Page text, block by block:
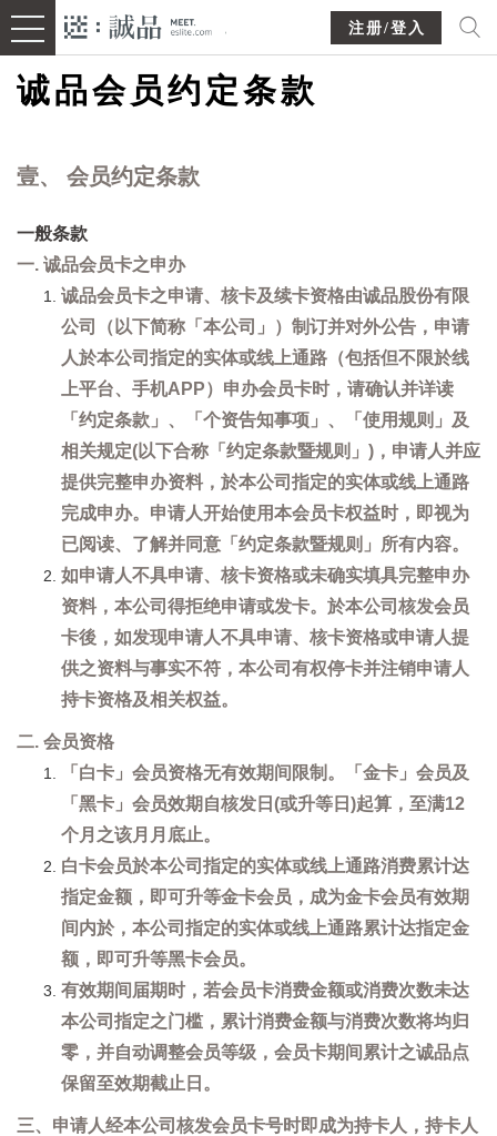
注册/登入
诚品会员约定条款
壹、 会员约定条款
一般条款
一. 诚品会员卡之申办
诚品会员卡之申请、核卡及续卡资格由诚品股份有限
公司（以下简称「本公司」）制订并对外公告，申请
人於本公司指定的实体或线上通路（包括但不限於线
上平台、手机APP）申办会员卡时，请确认并详读
「约定条款」、「个资告知事项」、「使用规则」及
相关规定(以下合称「约定条款暨规则」)，申请人并应
提供完整申办资料，於本公司指定的实体或线上通路
完成申办。申请人开始使用本会员卡权益时，即视为
已阅读、了解并同意「约定条款暨规则」所有内容。
如申请人不具申请、核卡资格或未确实填具完整申办
资料，本公司得拒绝申请或发卡。於本公司核发会员
卡後，如发现申请人不具申请、核卡资格或申请人提
供之资料与事实不符，本公司有权停卡并注销申请人
持卡资格及相关权益。
二. 会员资格
「白卡」会员资格无有效期间限制。「金卡」会员及
「黑卡」会员效期自核发日(或升等日)起算，至满12
个月之该月月底止。
白卡会员於本公司指定的实体或线上通路消费累计达
指定金额，即可升等金卡会员，成为金卡会员有效期
间内於，本公司指定的实体或线上通路累计达指定金
额，即可升等黑卡会员。
有效期间届期时，若会员卡消费金额或消费次数未达
本公司指定之门槛，累计消费金额与消费次数将均归
零，并自动调整会员等级，会员卡期间累计之诚品点
保留至效期截止日。
三、申请人经本公司核发会员卡号时即成为持卡人，持卡人